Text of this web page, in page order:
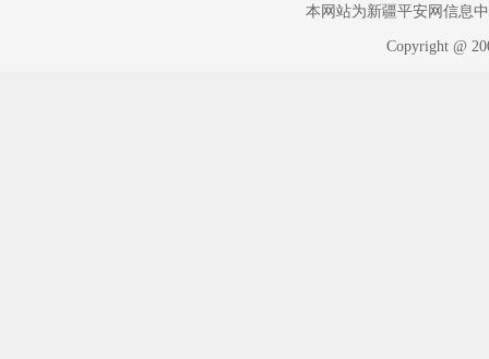
本网站为新疆平安网信息
Copyright @